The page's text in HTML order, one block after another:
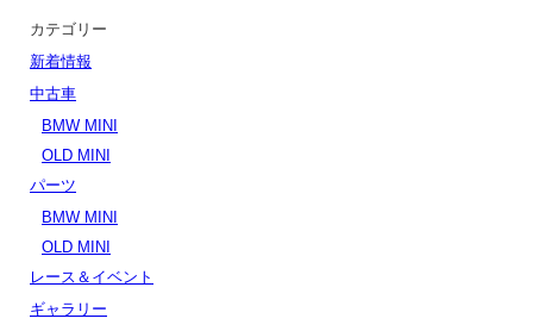
カテゴリー
新着情報
中古車
BMW MINI
OLD MINI
パーツ
BMW MINI
OLD MINI
レース＆イベント
ギャラリー